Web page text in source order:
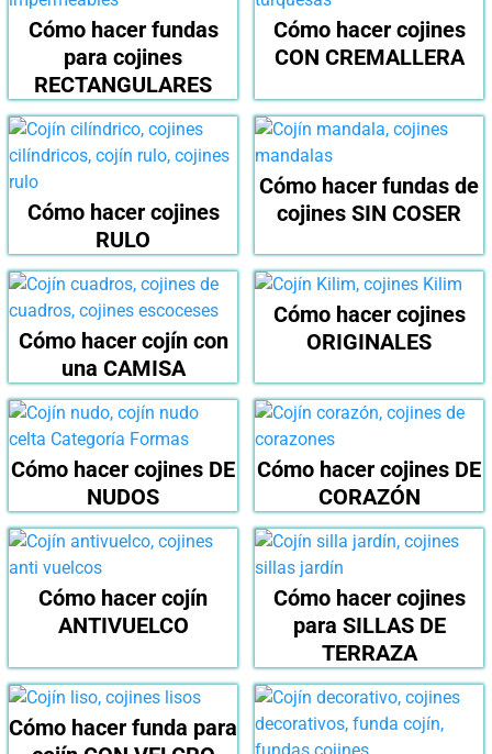
Cómo hacer fundas
para cojines
RECTANGULARES
Cómo hacer cojines
CON CREMALLERA
Cómo hacer cojines
RULO
Cómo hacer fundas de
cojines SIN COSER
Cómo hacer cojín con
una CAMISA
Cómo hacer cojines
ORIGINALES
Cómo hacer cojines DE
NUDOS
Cómo hacer cojines DE
CORAZÓN
Cómo hacer cojín
ANTIVUELCO
Cómo hacer cojines
para SILLAS DE
TERRAZA
Cómo hacer funda para